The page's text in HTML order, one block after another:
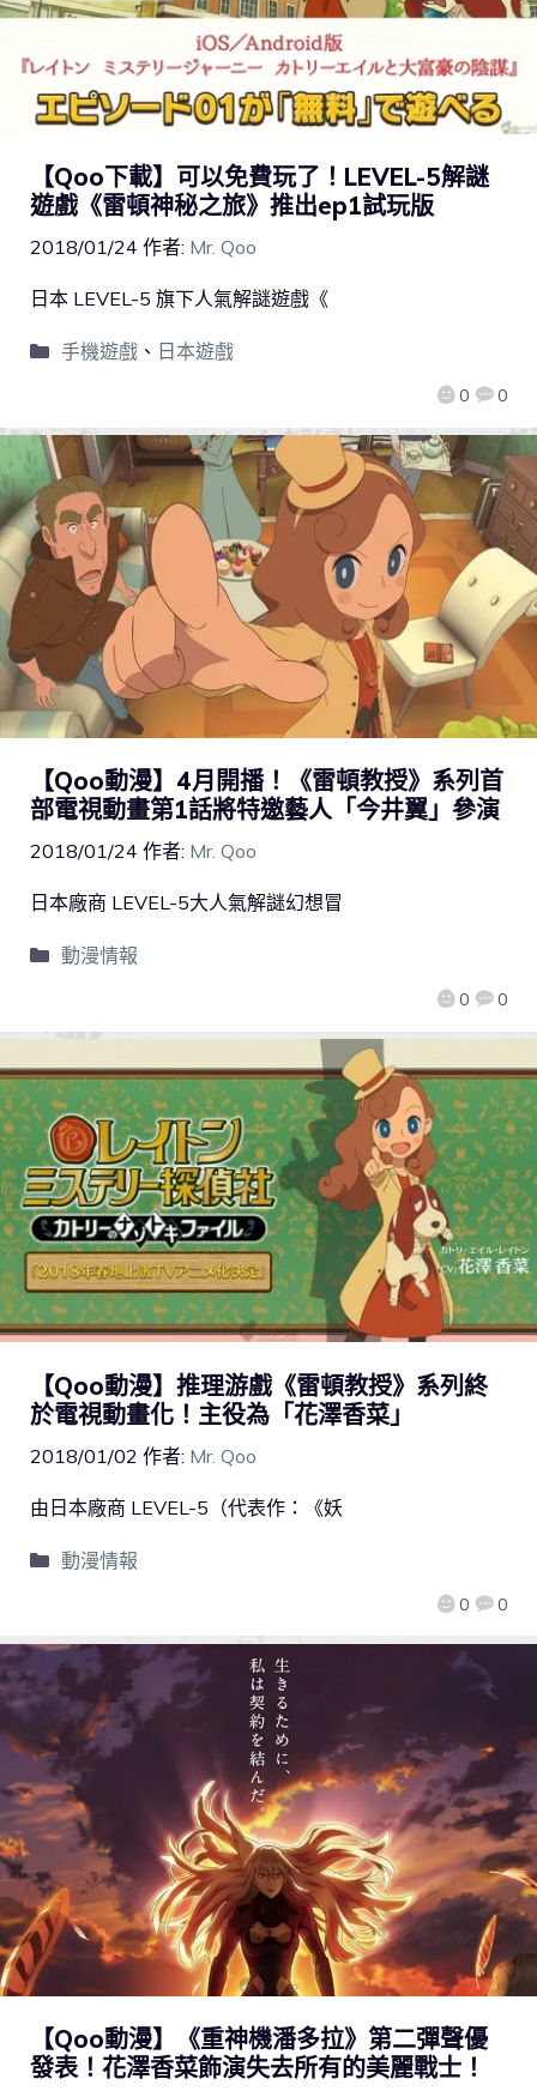
【Qoo下載】可以免費玩了！LEVEL-5解謎
遊戲《雷頓神秘之旅》推出ep1試玩版
2018/01/24 作者: Mr. Qoo
0 0
日本 LEVEL-5 旗下人氣解謎遊戲《
手機遊戲、 日本遊戲
【Qoo動漫】4月開播！《雷頓教授》系列首
部電視動畫第1話將特邀藝人「今井翼」參演
2018/01/24 作者: Mr. Qoo
0 0
日本廠商 LEVEL-5大人氣解謎幻想冒
動漫情報
【Qoo動漫】推理游戲《雷頓教授》系列終
於電視動畫化！主役為「花澤香菜」
2018/01/02 作者: Mr. Qoo
0 0
由日本廠商 LEVEL-5（代表作：《妖
動漫情報
【Qoo動漫】《重神機潘多拉》第二彈聲優
發表！花澤香菜飾演失去所有的美麗戰士！